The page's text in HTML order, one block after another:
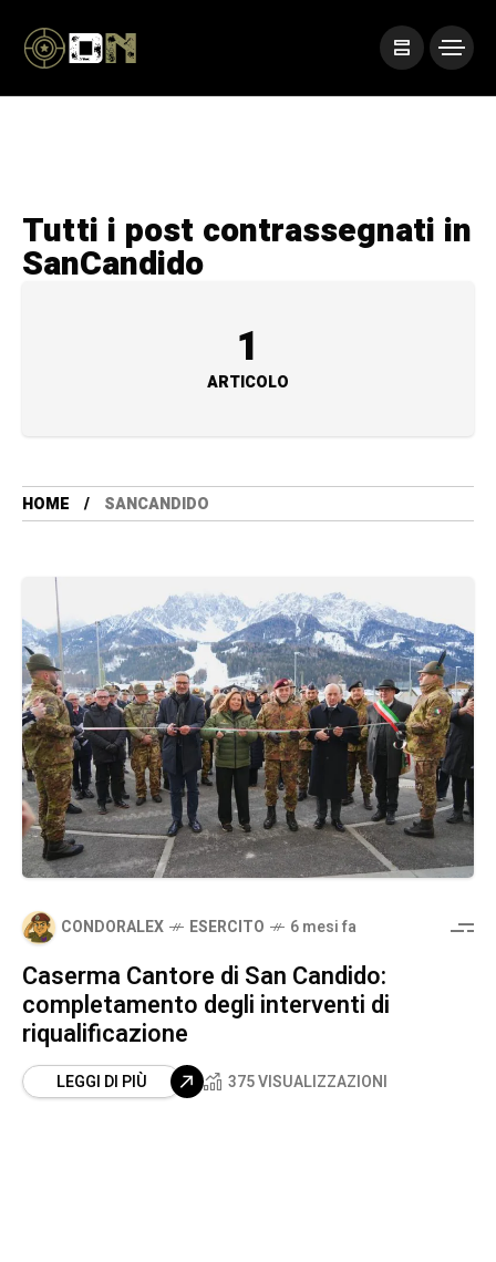
Tutti i post contrassegnati in
SanCandido
1
ARTICOLO
HOME SANCANDIDO
CONDORALEX ESERCITO 6 mesi fa
Caserma Cantore di San Candido:
completamento degli interventi di
riqualificazione
LEGGI DI PIÙ 375 VISUALIZZAZIONI